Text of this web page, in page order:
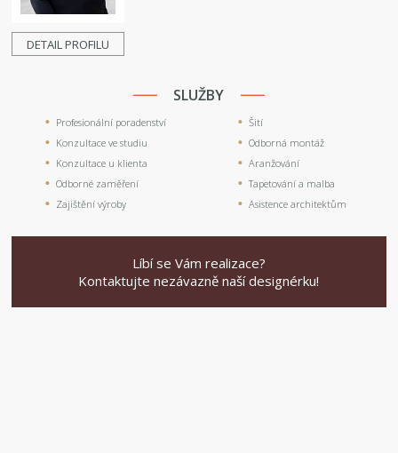
DETAIL PROFILU
SLUŽBY
Profesionální poradenství
Konzultace ve studiu
Konzultace u klienta
Odborné zaměření
Zajištění výroby
Šití
Odborná montáž
Aranžování
Tapetování a malba
Asistence architektům
Líbí se Vám realizace?
Kontaktujte nezávazně naší designérku!